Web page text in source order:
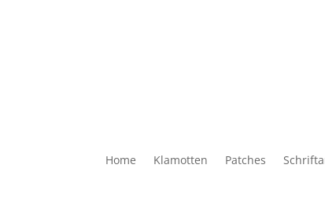
Home Klamotten Patches